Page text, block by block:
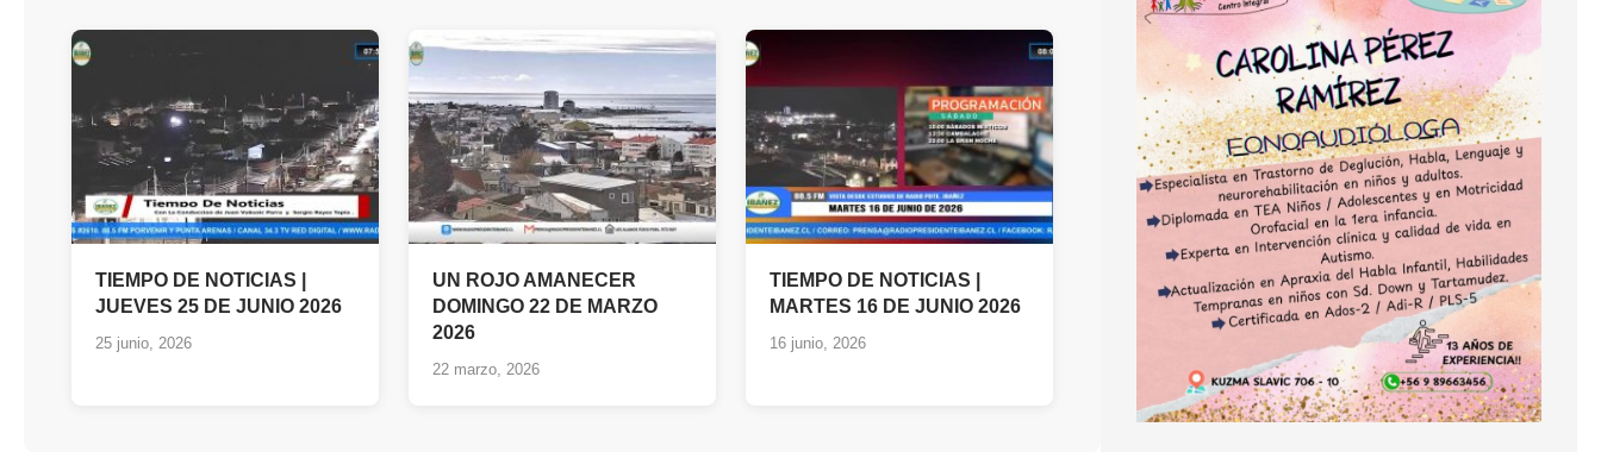
TIEMPO DE NOTICIAS |
JUEVES 25 DE JUNIO 2026
25 junio, 2026
UN ROJO AMANECER
DOMINGO 22 DE MARZO
2026
22 marzo, 2026
TIEMPO DE NOTICIAS |
MARTES 16 DE JUNIO 2026
16 junio, 2026